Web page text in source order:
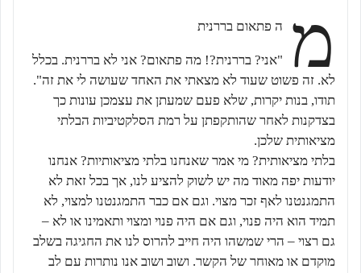
מ ה פתאום בררנית
"אני? בררנית?! מה פתאום? אני לא בררנית. בכלל
לא. זה פשוט שעוד לא מצאתי את האחד שעושה לי את זה".
תודו, בנות יקרות, שלא פעם שמעתן את עצמכן עונות כך
בצדקנות לאחר שהותקפתן על רמת הסלקטיביות הבלתי
מציאותית שלכן.
בלתי מציאותית? מי אמר שאנחנו בלתי מציאותיות? אנחנו
יודעות יפה מאוד מה יש לשוק להציע לנו, אך בכל זאת לא
התמגנטנו לאף זכר מצוי. וגם אם כבר התמגנטנו למצוי, לא
תמיד הוא היה פנוי, וגם אם היה פנוי ומצוי ותאמינו או לא –
גם רצוי – הרי שמשהו היה חייב להרוס לנו את החגיגה בשלב
מוקדם או מאוחר של הקשר. ושוב ושוב אנו נותרות עם לב